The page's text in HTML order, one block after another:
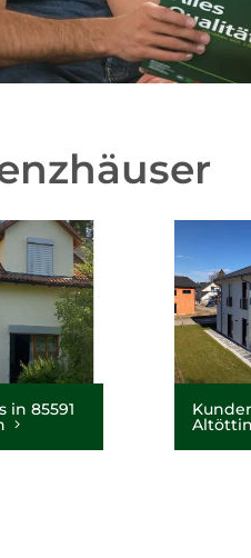
in 85591